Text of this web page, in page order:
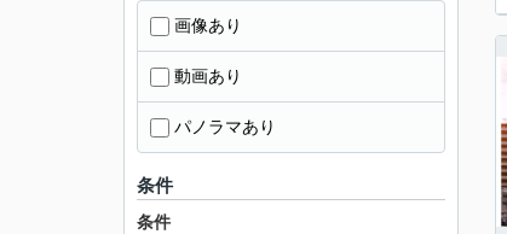
画像あり
動画あり
パノラマあり
条件
条件